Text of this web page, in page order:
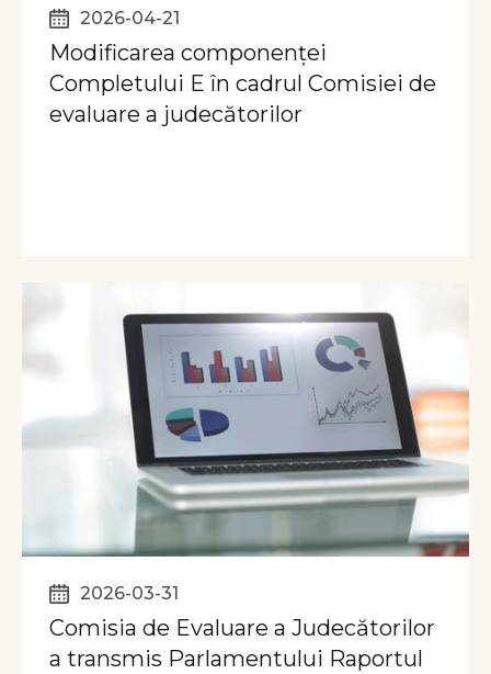
2026-04-21
Modificarea componenței
Completului E în cadrul Comisiei de
evaluare a judecătorilor
2026-03-31
Comisia de Evaluare a Judecătorilor
a transmis Parlamentului Raportul